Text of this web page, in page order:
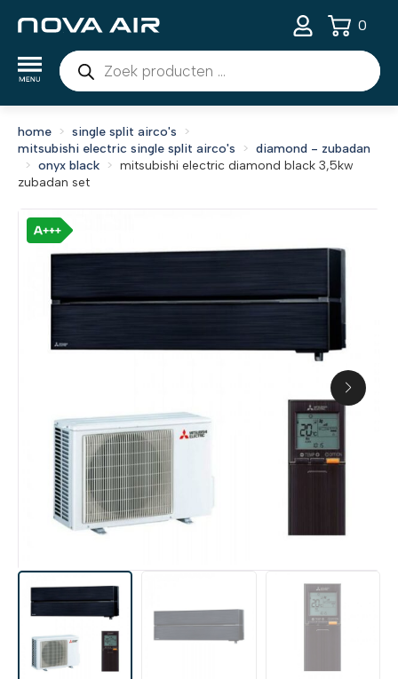
Producten
zoeken
0
home
single split airco's
mitsubishi electric single split airco's
diamond - zubadan
onyx black
mitsubishi electric diamond black 3,5kw
zubadan set